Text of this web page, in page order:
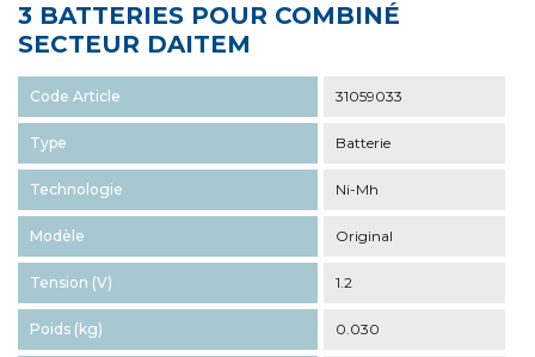
3 BATTERIES POUR COMBINÉ
SECTEUR DAITEM
Code Article 31059033
Type Batterie
Technologie Ni-Mh
Modèle Original
Tension (V) 1.2
Poids (kg) 0.030